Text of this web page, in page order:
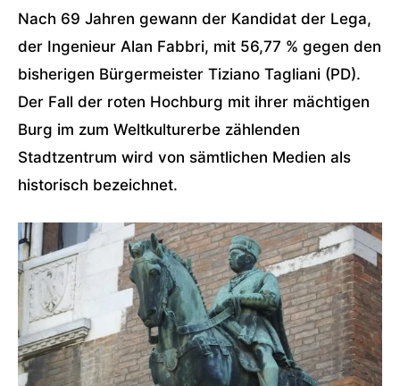
Nach 69 Jahren gewann der Kandidat der Lega,
der Ingenieur Alan Fabbri, mit 56,77 % gegen den
bisherigen Bürgermeister Tiziano Tagliani (PD).
Der Fall der roten Hochburg mit ihrer mächtigen
Burg im zum Weltkulturerbe zählenden
Stadtzentrum wird von sämtlichen Medien als
historisch bezeichnet.